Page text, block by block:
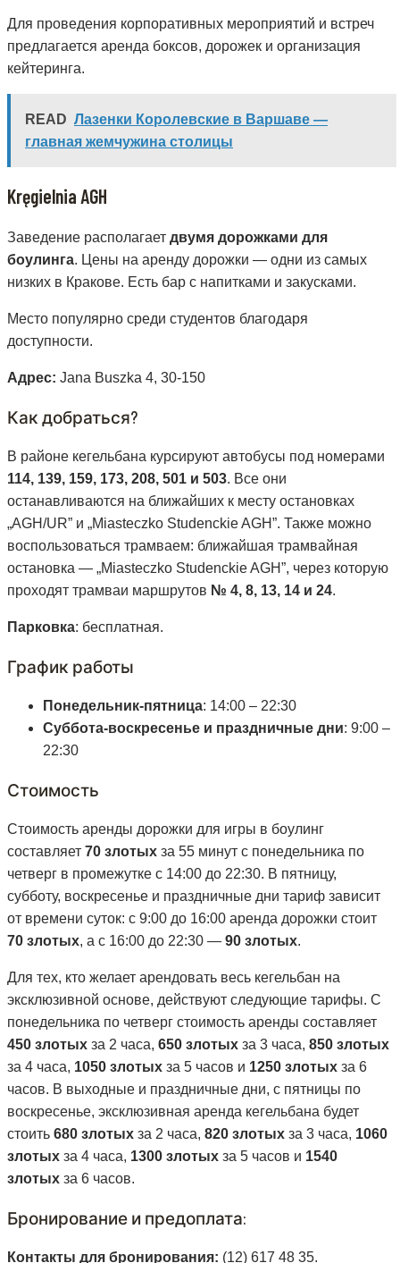
Для проведения корпоративных мероприятий и встреч
предлагается аренда боксов, дорожек и организация
кейтеринга.
READ Лазенки Королевские в Варшаве —
главная жемчужина столицы
Kręgielnia AGH
Заведение располагает двумя дорожками для
боулинга. Цены на аренду дорожки — одни из самых
низких в Кракове. Есть бар с напитками и закусками.
Место популярно среди студентов благодаря
доступности.
Адрес: Jana Buszka 4, 30-150
Как добраться?
В районе кегельбана курсируют автобусы под номерами
114, 139, 159, 173, 208, 501 и 503. Все они
останавливаются на ближайших к месту остановках
„AGH/UR” и „Miasteczko Studenckie AGH”. Также можно
воспользоваться трамваем: ближайшая трамвайная
остановка — „Miasteczko Studenckie AGH”, через которую
проходят трамваи маршрутов № 4, 8, 13, 14 и 24.
Парковка: бесплатная.
График работы
Понедельник-пятница: 14:00 – 22:30
Суббота-воскресенье и праздничные дни: 9:00 –
22:30
Стоимость
Стоимость аренды дорожки для игры в боулинг
составляет 70 злотых за 55 минут с понедельника по
четверг в промежутке с 14:00 до 22:30. В пятницу,
субботу, воскресенье и праздничные дни тариф зависит
от времени суток: с 9:00 до 16:00 аренда дорожки стоит
70 злотых, а с 16:00 до 22:30 — 90 злотых.
Для тех, кто желает арендовать весь кегельбан на
эксклюзивной основе, действуют следующие тарифы. С
понедельника по четверг стоимость аренды составляет
450 злотых за 2 часа, 650 злотых за 3 часа, 850 злотых
за 4 часа, 1050 злотых за 5 часов и 1250 злотых за 6
часов. В выходные и праздничные дни, с пятницы по
воскресенье, эксклюзивная аренда кегельбана будет
стоить 680 злотых за 2 часа, 820 злотых за 3 часа, 1060
злотых за 4 часа, 1300 злотых за 5 часов и 1540
злотых за 6 часов.
Бронирование и предоплата:
Контакты для бронирования: (12) 617 48 35.